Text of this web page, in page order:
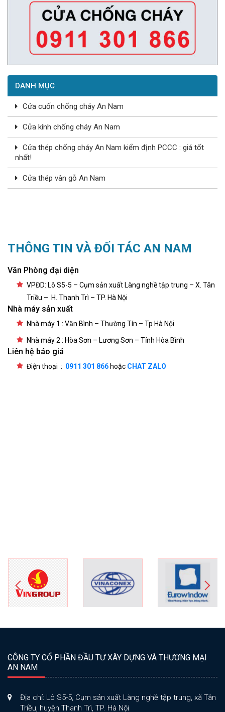
DANH MỤC
Cửa cuốn chống cháy An Nam
Cửa kính chống cháy An Nam
Cửa thép chống cháy An Nam kiểm định PCCC : giá tốt
nhất!
Cửa thép vân gỗ An Nam
THÔNG TIN VÀ ĐỐI TÁC AN NAM
Văn Phòng đại diện
VPĐD: Lô S5-5 – Cụm sản xuất Làng nghề tập trung – X. Tân
Triều – H. Thanh Trì – TP. Hà Nội
Nhà máy sản xuất
Nhà máy 1 : Văn Bình – Thường Tín – Tp Hà Nội
Nhà máy 2 : Hòa Sơn – Lương Sơn – Tỉnh Hòa Bình
Liên hệ báo giá
Điện thoại : 0911 301 866 hoặc CHAT ZALO
CÔNG TY CỔ PHẦN ĐẦU TƯ XÂY DỰNG VÀ THƯƠNG MẠI
AN NAM
Địa chỉ: Lô S5-5, Cụm sản xuất Làng nghề tập trung, xã Tân
Triều, huyện Thanh Trì, TP. Hà Nội